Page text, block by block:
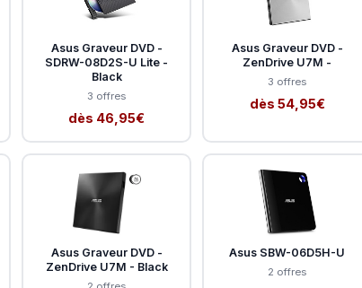
Asus Graveur DVD -
SDRW-08D2S-U Lite -
Black
3 offres
dès 46,95€
Asus Graveur DVD -
ZenDrive U7M -
3 offres
dès 54,95€
Asus Graveur DVD -
ZenDrive U7M - Black
Asus SBW-06D5H-U
2 offres